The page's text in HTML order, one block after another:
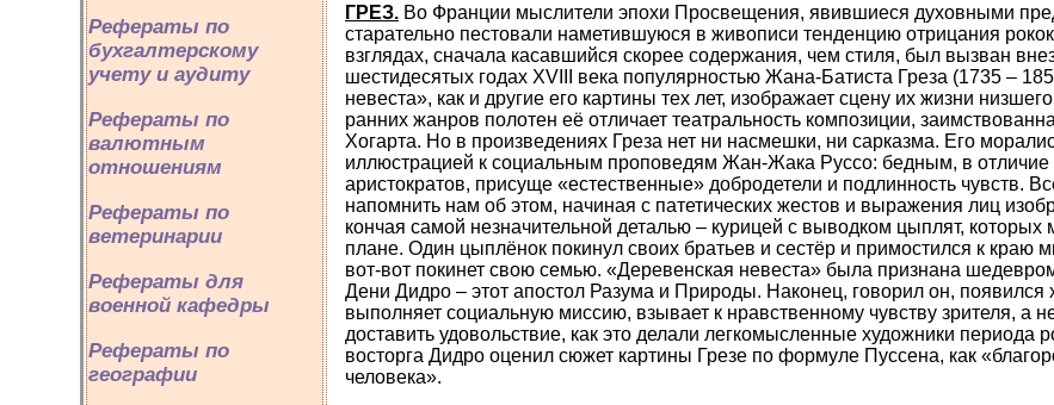
Рефераты по
бухгалтерскому
учету и аудиту
Рефераты по
валютным
отношениям
Рефераты по
ветеринарии
Рефераты для
военной кафедры
Рефераты по
географии
ГРЕЗ. Во Франции мыслители эпохи Просвещения, явившиеся духовными
старательно пестовали наметившуюся в живописи тенденцию отрицания
взглядах, сначала касавшийся скорее содержания, чем стиля, был вызван
шестидесятых годах XVIII века популярностью Жана-Батиста Греза (1735 –
невеста», как и другие его картины тех лет, изображает сцену их жизни
ранних жанров полотен её отличает театральность композиции,
Хогарта. Но в произведениях Греза нет ни насмешки, ни сарказма. Его
иллюстрацией к социальным проповедям Жан-Жака Руссо: бедным, в отличие
аристократов, присуще «естественные» добродетели и подлинность чувств.
напомнить нам об этом, начиная с патетических жестов и выражения лиц
кончая самой незначительной деталью – курицей с выводком цыплят,
плане. Один цыплёнок покинул своих братьев и сестёр и примостился к краю
вот-вот покинет свою семью. «Деревенская невеста» была признана
Дени Дидро – этот апостол Разума и Природы. Наконец, говорил он, появился
выполняет социальную миссию, взывает к нравственному чувству зрителя, а
доставить удовольствие, как это делали легкомысленные художники периода
восторга Дидро оценил сюжет картины Грезе по формуле Пуссена, как
человека».